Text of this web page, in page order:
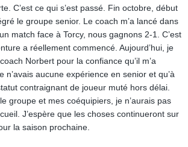
C’est ce qui s’est passé. Fin octobre, début
le groupe senior. Le coach m’a lancé dans
match face à Torcy, nous gagnons 2-1. C’est
a réellement commencé. Aujourd’hui, je
Norbert pour la confiance qu’il m’a
n’avais aucune expérience en senior et qu’à
contraignant de joueur muté hors délai.
groupe et mes coéquipiers, je n’aurais pas
J’espère que les choses continueront sur
la saison prochaine.